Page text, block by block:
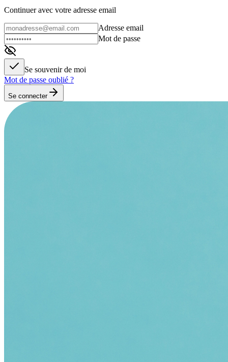
Continuer avec votre adresse email
Adresse email
Mot de passe
Se souvenir de moi
Mot de passe oublié ?
Se connecter